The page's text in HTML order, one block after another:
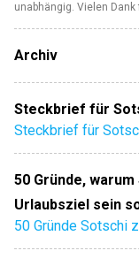
unabhängig. Vielen
Archiv
Steckbrief für
Steckbrief für
50 Gründe,
Urlaubsziel sein
50 Gründe Sotschi